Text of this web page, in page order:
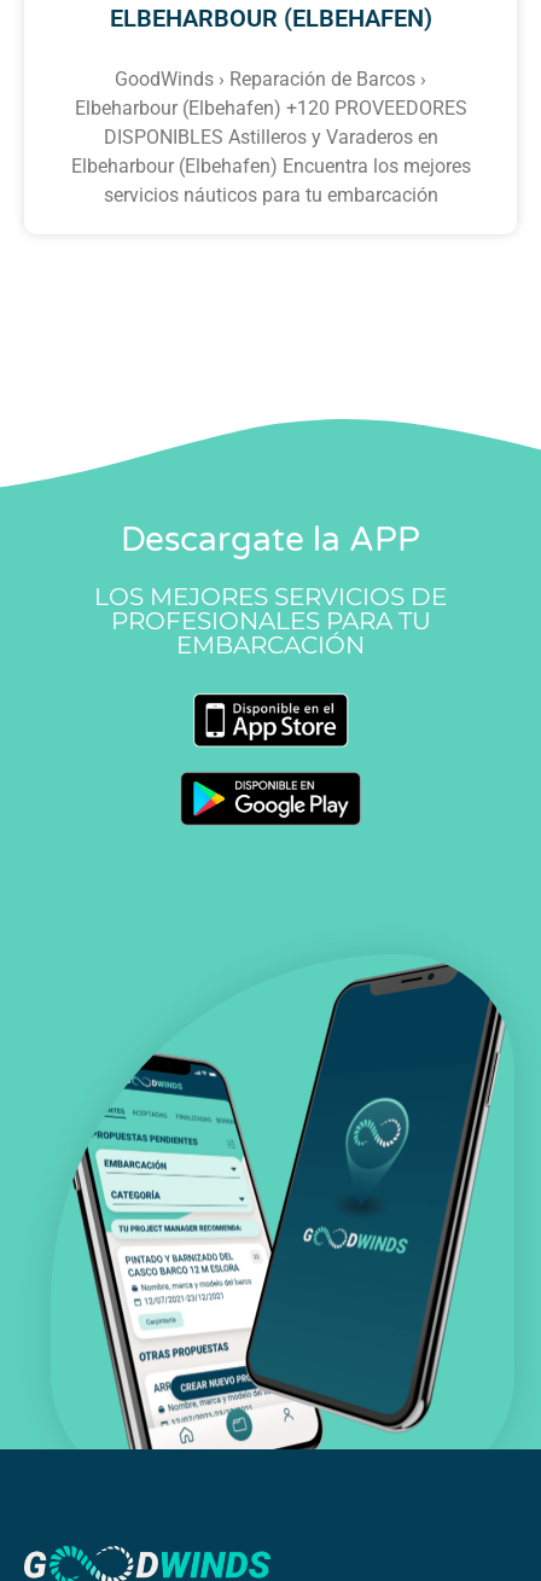
ELBEHARBOUR (ELBEHAFEN)
GoodWinds › Reparación de Barcos ›
Elbeharbour (Elbehafen) +120 PROVEEDORES
DISPONIBLES Astilleros y Varaderos en
Elbeharbour (Elbehafen) Encuentra los mejores
servicios náuticos para tu embarcación
Descargate la APP
LOS MEJORES SERVICIOS DE
PROFESIONALES PARA TU
EMBARCACIÓN